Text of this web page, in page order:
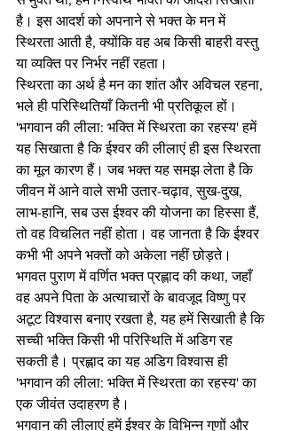
है। इस आदर्श को अपनाने से भक्त के मन में
स्थिरता आती है, क्योंकि वह अब किसी बाहरी वस्तु
या व्यक्ति पर निर्भर नहीं रहता।
स्थिरता का अर्थ है मन का शांत और अविचल रहना,
भले ही परिस्थितियाँ कितनी भी प्रतिकूल हों।
'भगवान की लीला: भक्ति में स्थिरता का रहस्य' हमें
यह सिखाता है कि ईश्वर की लीलाएं ही इस स्थिरता
का मूल कारण हैं। जब भक्त यह समझ लेता है कि
जीवन में आने वाले सभी उतार-चढ़ाव, सुख-दुख,
लाभ-हानि, सब उस ईश्वर की योजना का हिस्सा हैं,
तो वह विचलित नहीं होता। वह जानता है कि ईश्वर
कभी भी अपने भक्तों को अकेला नहीं छोड़ते।
भगवत पुराण में वर्णित भक्त प्रह्लाद की कथा, जहाँ
वह अपने पिता के अत्याचारों के बावजूद विष्णु पर
अटूट विश्वास बनाए रखता है, यह हमें सिखाती है कि
सच्ची भक्ति किसी भी परिस्थिति में अडिग रह
सकती है। प्रह्लाद का यह अडिग विश्वास ही
'भगवान की लीला: भक्ति में स्थिरता का रहस्य' का
एक जीवंत उदाहरण है।
भगवान की लीलाएं हमें ईश्वर के विभिन्न गुणों और